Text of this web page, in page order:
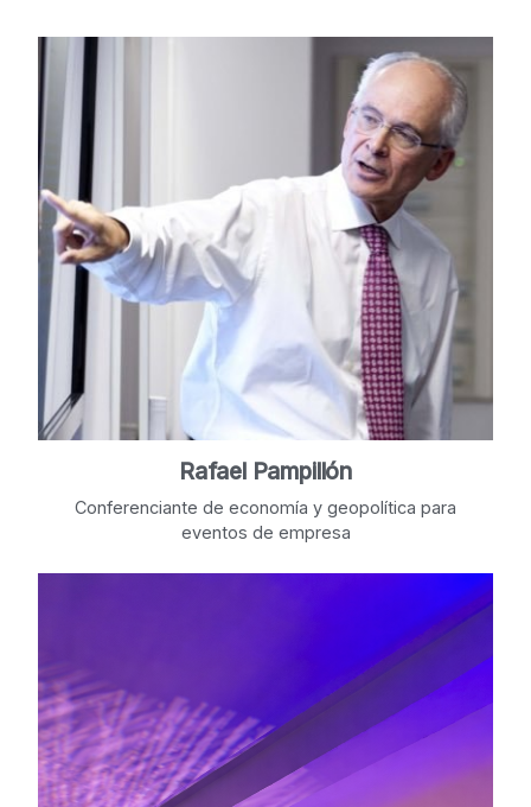
Rafael Pampillón
Conferenciante de economía y geopolítica para
eventos de empresa